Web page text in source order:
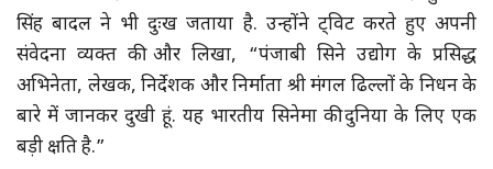
सिंह बादल ने भी दुःख जताया है. उन्होंने ट्विट करते हुए अपनी
संवेदना व्यक्त की और लिखा, “पंजाबी सिने उद्योग के प्रसिद्ध
अभिनेता, लेखक, निर्देशक और निर्माता श्री मंगल ढिल्लों के निधन के
बारे में जानकर दुखी हूं. यह भारतीय सिनेमा की दुनिया के लिए एक
बड़ी क्षति है.”